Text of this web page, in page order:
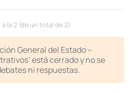
la 2 (de un total de 2)
General del Estado –
está cerrado y no se
ni respuestas.